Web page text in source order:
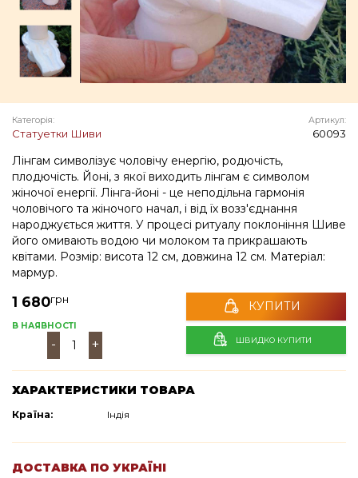
Категорія:
Статуетки Шиви
Артикул:
60093
Лінгам символізує чоловічу енергію, родючість,
плодючість. Йоні, з якої виходить лінгам є символом
жіночої енергії. Лінга-йоні - це неподільна гармонія
чоловічого та жіночого начал, і від їх возз'єднання
народжується життя. У процесі ритуалу поклоніння Шиве
його омивають водою чи молоком та прикрашають
квітами. Розмір: висота 12 см, довжина 12 см. Матеріал:
мармур.
1 680грн
В НАЯВНОСТІ
- +
КУПИТИ
ШВИДКО КУПИТИ
ХАРАКТЕРИСТИКИ ТОВАРА
Країна: Індія
ДОСТАВКА ПО УКРАЇНІ